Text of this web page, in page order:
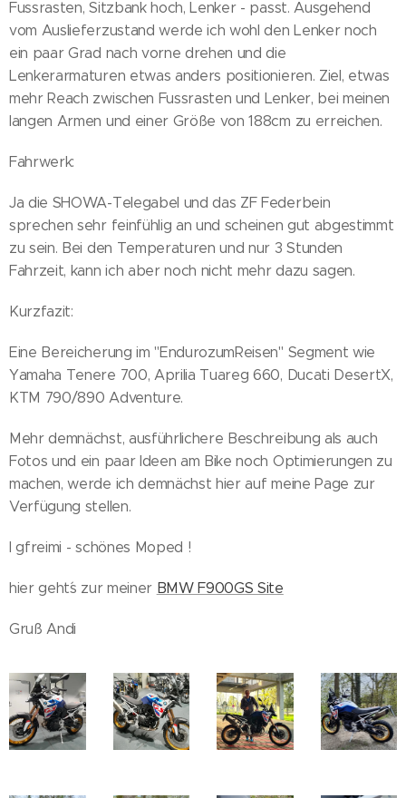
Fussrasten, Sitzbank hoch, Lenker - passt. Ausgehend
vom Auslieferzustand werde ich wohl den Lenker noch
ein paar Grad nach vorne drehen und die
Lenkerarmaturen etwas anders positionieren. Ziel, etwas
mehr Reach zwischen Fussrasten und Lenker, bei meinen
langen Armen und einer Größe von 188cm zu erreichen.
Fahrwerk:
Ja die SHOWA-Telegabel und das ZF Federbein
sprechen sehr feinfühlig an und scheinen gut abgestimmt
zu sein. Bei den Temperaturen und nur 3 Stunden
Fahrzeit, kann ich aber noch nicht mehr dazu sagen.
Kurzfazit:
Eine Bereicherung im "EndurozumReisen" Segment wie
Yamaha Tenere 700, Aprilia Tuareg 660, Ducati DesertX,
KTM 790/890 Adventure.
Mehr demnächst, ausführlichere Beschreibung als auch
Fotos und ein paar Ideen am Bike noch Optimierungen zu
machen, werde ich demnächst hier auf meine Page zur
Verfügung stellen.
I gfreimi - schönes Moped !
hier geht´s zur meiner BMW F900GS Site
Gruß Andi